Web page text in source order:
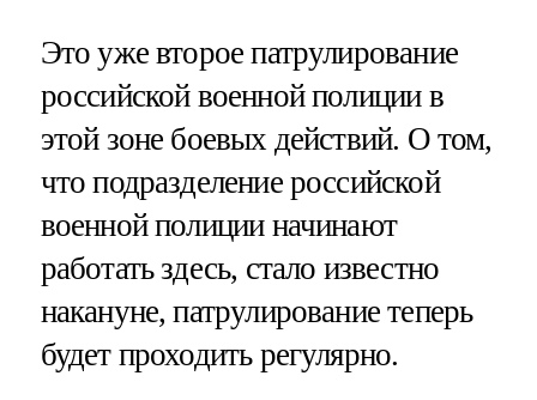
Это уже второе патрулирование
российской военной полиции в
этой зоне боевых действий. О том,
что подразделение российской
военной полиции начинают
работать здесь, стало известно
накануне, патрулирование теперь
будет проходить регулярно.